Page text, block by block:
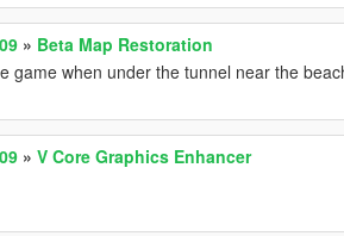
» Beta Map Restoration
game when under the tunnel near the
» V Core Graphics Enhancer